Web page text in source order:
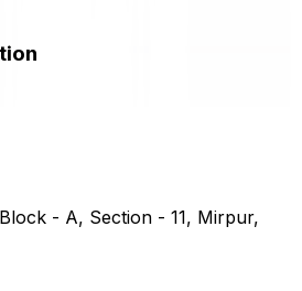
- A, Section - 11, Mirpur,